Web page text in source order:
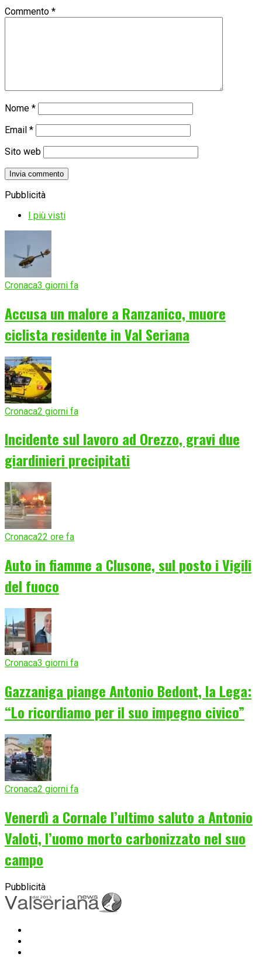
Commento *
Nome *
Email *
Sito web
Pubblicità
I più visti
Cronaca3 giorni fa
Accusa un malore a Ranzanico, muore
ciclista residente in Val Seriana
Cronaca2 giorni fa
Incidente sul lavoro ad Orezzo, gravi due
giardinieri precipitati
Cronaca22 ore fa
Auto in fiamme a Clusone, sul posto i Vigili
del fuoco
Cronaca3 giorni fa
Gazzaniga piange Antonio Bedont, la Lega:
“Lo ricordiamo per il suo impegno civico”
Cronaca2 giorni fa
Venerdì a Cornale l’ultimo saluto a Antonio
Valoti, l’uomo morto carbonizzato nel suo
campo
Pubblicità